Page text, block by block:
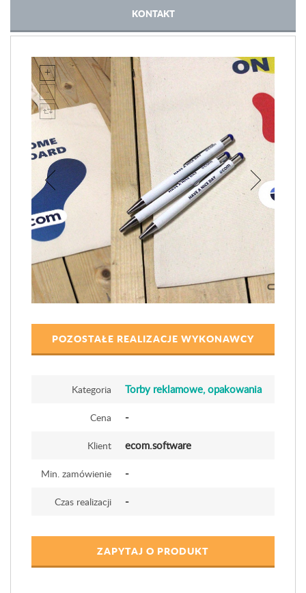
KONTAKT
POZOSTAŁE REALIZACJE WYKONAWCY
Kategoria Torby reklamowe, opakowania
Cena -
Klient ecom.software
Min. zamówienie -
Czas realizacji -
ZAPYTAJ O PRODUKT